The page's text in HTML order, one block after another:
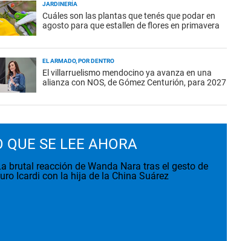
JARDINERÍA
Cuáles son las plantas que tenés que podar en
agosto para que estallen de flores en primavera
EL ARMADO, POR DENTRO
El villarruelismo mendocino ya avanza en una
alianza con NOS, de Gómez Centurión, para 2027
QUE SE LEE AHORA